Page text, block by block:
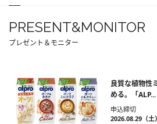
PRESENT&MONITOR
プレゼント＆モニター
良質な植物性
める。「ALP...
申込締切
2026.08.29（土